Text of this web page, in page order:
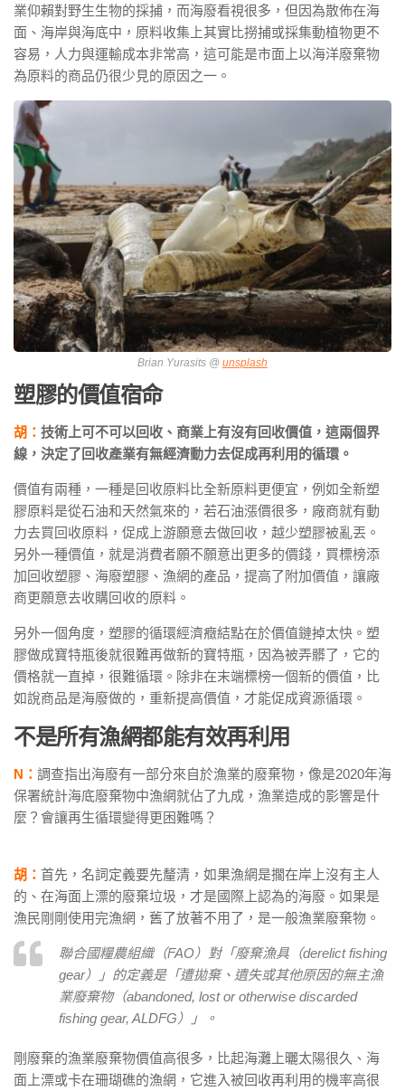
業仰賴對野生生物的採捕，而海廢看視很多，但因為散佈在海
面、海岸與海底中，原料收集上其實比撈捕或採集動植物更不
容易，人力與運輸成本非常高，這可能是市面上以海洋廢棄物
為原料的商品仍很少見的原因之一。
Brian Yurasits @ unsplash
塑膠的價值宿命
胡： 技術上可不可以回收、商業上有沒有回收價值，這兩個界
線，決定了回收產業有無經濟動力去促成再利用的循環。
價值有兩種，一種是回收原料比全新原料更便宜，例如全新塑
膠原料是從石油和天然氣來的，若石油漲價很多，廠商就有動
力去買回收原料，促成上游願意去做回收，越少塑膠被亂丟。
另外一種價值，就是消費者願不願意出更多的價錢，買標榜添
加回收塑膠、海廢塑膠、漁網的產品，提高了附加價值，讓廠
商更願意去收購回收的原料。
另外一個角度，塑膠的循環經濟癥結點在於價值鏈掉太快。塑
膠做成寶特瓶後就很難再做新的寶特瓶，因為被弄髒了，它的
價格就一直掉，很難循環。除非在末端標榜一個新的價值，比
如說商品是海廢做的，重新提高價值，才能促成資源循環。
不是所有漁網都能有效再利用
N： 調查指出海廢有一部分來自於漁業的廢棄物，像是2020年海
保署統計海底廢棄物中漁網就佔了九成，漁業造成的影響是什
麼？會讓再生循環變得更困難嗎？
胡： 首先，名詞定義要先釐清，如果漁網是擱在岸上沒有主人
的、在海面上漂的廢棄垃圾，才是國際上認為的海廢。如果是
漁民剛剛使用完漁網，舊了放著不用了，是一般漁業廢棄物。
聯合國糧農組織（FAO）對「廢棄漁具（derelict fishing
gear）」的定義是「遭拋棄、遺失或其他原因的無主漁
業廢棄物（abandoned, lost or otherwise discarded
fishing gear, ALDFG）」。
剛廢棄的漁業廢棄物價值高很多，比起海灘上曬太陽很久、海
面上漂或卡在珊瑚礁的漁網，它進入被回收再利用的機率高很